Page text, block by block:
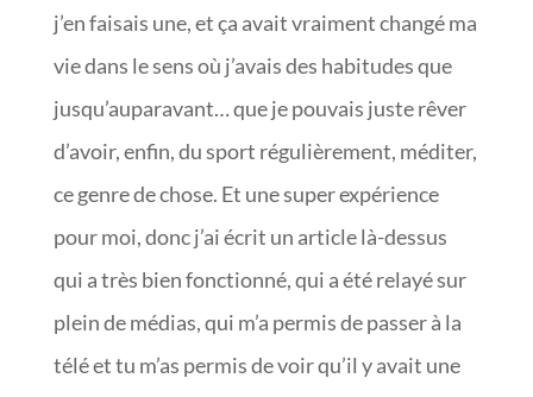
j’en faisais une, et ça avait vraiment changé ma
vie dans le sens où j’avais des habitudes que
jusqu’auparavant… que je pouvais juste rêver
d’avoir, enfin, du sport régulièrement, méditer,
ce genre de chose. Et une super expérience
pour moi, donc j’ai écrit un article là-dessus
qui a très bien fonctionné, qui a été relayé sur
plein de médias, qui m’a permis de passer à la
télé et tu m’as permis de voir qu’il y avait une